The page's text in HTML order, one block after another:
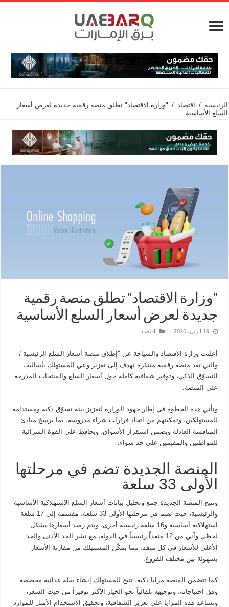
الرئيسية / اقتصاد / "وزارة الاقتصاد" تطلق منصة رقمية جديدة لعرض أسعار
السلع الأساسية
"وزارة الاقتصاد" تطلق منصة رقمية
جديدة لعرض أسعار السلع الأساسية
19 أبريل، 2026 اقتصاد
أعلنت وزارة الاقتصاد والسياحة عن "إطلاق منصة أسعار السلع الرئيسية"،
والتي تعد منصة رقمية مبتكرة تهدف إلى تعزيز وعي المستهلك بأساليب
التسوّق الذكي، وتوفير شفافية كاملة حول أسعار السلع والمنتجات المدرجة
على المنصة.
وتأتي هذه الخطوة في إطار جهود الوزارة لتعزيز بيئة تسوّق ذكية ومستدامة
للمستهلكين، وتمكينهم من اتخاذ قرارات شراء مدروسة، بما يرسخ مبادئ
المنافسة العادلة ويضمن استقرار الأسواق، ويحافظ على القوة الشرائية
للمواطنين والمقيمين على حد سواء.
المنصة الجديدة تضم في مرحلتها
الأولى 33 سلعة
وتتيح المنصة الجديدة جمع وتحليل بيانات أسعار السلع الاستهلاكية الأساسية
والرئيسية، حيث تضم في مرحلتها الأولى 33 سلعة، مقسمة إلى 17 سلعة
استهلاكية أساسية و16 سلعة رئيسية أخرى، ويتم رصد أسعارها بشكل
لحظي وآني من 12 منفذاً رئيسياً في الدولة، مع نشر الحد الأدنى والحد
الأعلى للأسعار في كل منفذ، مما يمكّن المستهلك من مقارنة الأسعار
بسهولة بين مختلف الفروع.
كما تتضمن المنصة مزايا ذكية، تتيح للمستهلك إنشاء سلة غذائية مخصصة
وفق احتياجاته، وتوجيهه تلقائياً نحو الخيار الأكثر توفيراً من حيث السعر،
وتساعد هذه المزايا على تعزيز الشفافية، وتحقيق الاستخدام الأمثل للموارد